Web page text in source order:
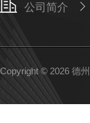
公司简介
Copyright © 2026 德